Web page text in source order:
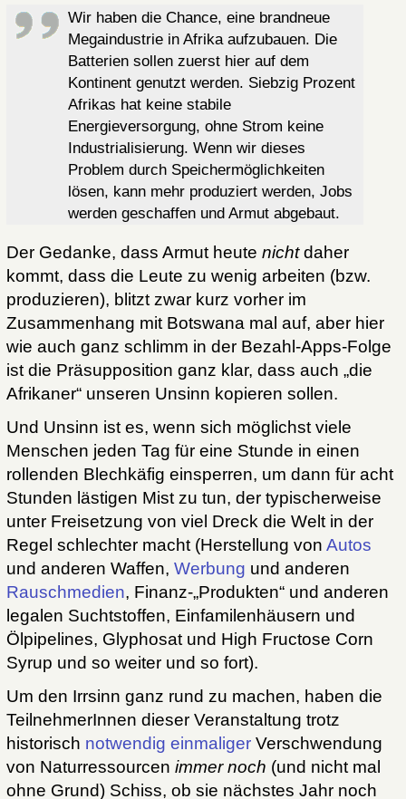
Wir haben die Chance, eine brandneue
Megaindustrie in Afrika aufzubauen. Die
Batterien sollen zuerst hier auf dem
Kontinent genutzt werden. Siebzig Prozent
Afrikas hat keine stabile
Energieversorgung, ohne Strom keine
Industrialisierung. Wenn wir dieses
Problem durch Speichermöglichkeiten
lösen, kann mehr produziert werden, Jobs
werden geschaffen und Armut abgebaut.
Der Gedanke, dass Armut heute nichtdaher
kommt, dass die Leute zu wenig arbeiten (bzw.
produzieren), blitzt zwar kurz vorher im
Zusammenhang mit Botswana mal auf, aber hier
wie auch ganz schlimm in der Bezahl-Apps-Folge
ist die Präsupposition ganz klar, dass auch „die
Afrikaner“ unseren Unsinn kopieren sollen.
Und Unsinn ist es, wenn sich möglichst viele
Menschen jeden Tag für eine Stunde in einen
rollenden Blechkäfig einsperren, um dann für acht
Stunden lästigen Mist zu tun, der typischerweise
unter Freisetzung von viel Dreck die Welt in der
Regel schlechter macht (Herstellung von Autos
und anderen Waffen, Werbung und anderen
Rauschmedien, Finanz-„Produkten“ und anderen
legalen Suchtstoffen, Einfamilenhäusern und
Ölpipelines, Glyphosat und High Fructose Corn
Syrup und so weiter und so fort).
Um den Irrsinn ganz rund zu machen, haben die
TeilnehmerInnen dieser Veranstaltung trotz
historisch notwendig einmaligerVerschwendung
von Naturressourcen immer noch (und nicht mal
ohne Grund) Schiss, ob sie nächstes Jahr noch